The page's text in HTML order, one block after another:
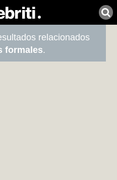
relacionados
formales.